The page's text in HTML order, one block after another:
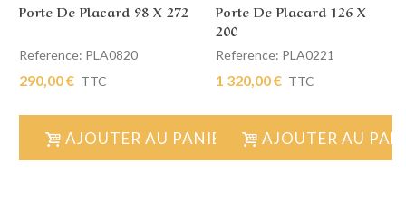
Porte De Placard 98 X 272
Reference: PLA0820
290,00 € TTC
AJOUTER AU PANIER
Porte De Placard 126 X
200
Reference: PLA0221
1 320,00 € TTC
AJOUTER AU